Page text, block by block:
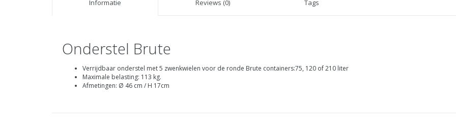
Informatie Reviews (0) Tags
Onderstel Brute
Verrijdbaar onderstel met 5 zwenkwielen voor de ronde Brute containers:75, 120 of 210 liter
Maximale belasting: 113 kg.
Afmetingen: Ø 46 cm / H 17cm